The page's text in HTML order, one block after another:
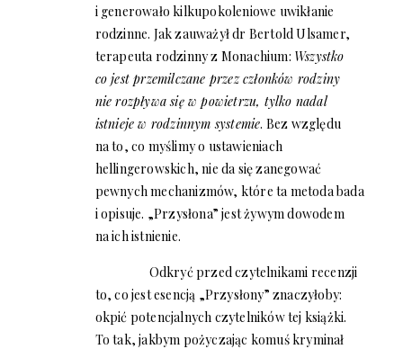
i generowało kilkupokoleniowe uwikłanie
rodzinne. Jak zauważył dr Bertold Ulsamer,
terapeuta rodzinny z Monachium: Wszystko
co jest przemilczane przez członków rodziny
nie rozpływa się w powietrzu, tylko nadal
istnieje w rodzinnym systemie. Bez względu
na to, co myślimy o ustawieniach
hellingerowskich, nie da się zanegować
pewnych mechanizmów, które ta metoda bada
i opisuje. „Przysłona” jest żywym dowodem
na ich istnienie.
Odkryć przed czytelnikami recenzji
to, co jest esencją „Przysłony” znaczyłoby:
okpić potencjalnych czytelników tej książki.
To tak, jakbym pożyczając komuś kryminał